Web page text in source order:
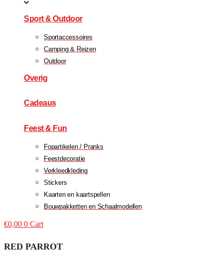
Sport & Outdoor
Sportaccessoires
Camping & Reizen
Outdoor
Overig
Cadeaus
Feest & Fun
Fopartikelen / Pranks
Feestdecoratie
Verkleedkleding
Stickers
Kaarten en kaartspellen
Bouwpakketten en Schaalmodellen
€0,00 0 Cart
RED PARROT